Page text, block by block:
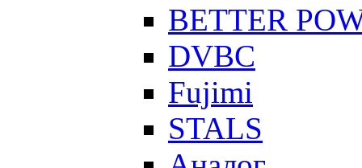
BETTER
DVBC
Fujimi
STALS